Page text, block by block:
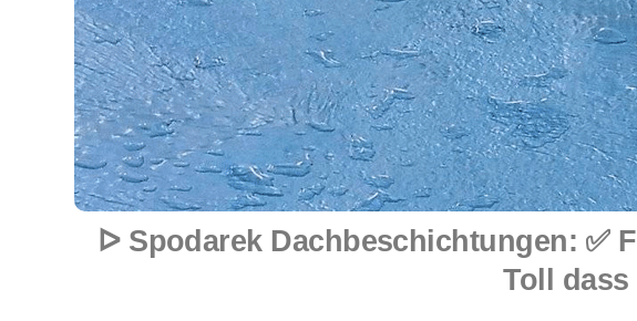
ᐅ Spodarek Dachbeschichtungen: ✅
Toll dass